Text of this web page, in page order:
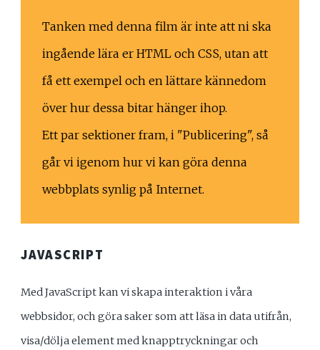
Tanken med denna film är inte att ni ska
ingående lära er HTML och CSS, utan att
få ett exempel och en lättare kännedom
över hur dessa bitar hänger ihop.
Ett par sektioner fram, i "Publicering", så
går vi igenom hur vi kan göra denna
webbplats synlig på Internet.
JAVASCRIPT
Med JavaScript kan vi skapa interaktion i våra
webbsidor, och göra saker som att läsa in data utifrån,
visa/dölja element med knapptryckningar och